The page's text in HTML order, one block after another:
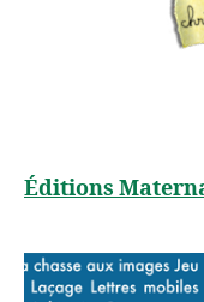
Éditions